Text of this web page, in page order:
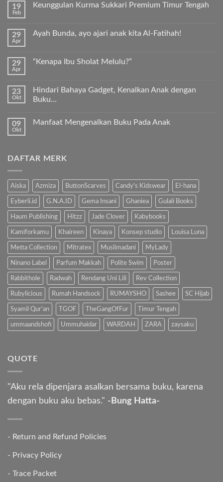
19
Feb
Keunggulan Kurma Sukkari Premium Timur Tengah
pada
Premium
29
Apr
Ayah Bunda, ayo ajari anak kita Al-Fatihah!
pada
ajari
kita
29
Apr
“Kenapa Ibu Sholat Melulu?”
pada
“Kenapa
23
Okt
Hindari Bahaya Gadget, Kenalkan Anak dengan
Buku…
komentar
Kenalkan
Anak
09
Okt
Manfaat Mengenalkan Buku Pada Anak
Manfaat
Anak
DAFTAR MERK
Aiska Azmiza ButtonScarves Candy's Kidswear El-hana
Eyberli.id G.N.A.ID Gema Insani Ghaniea Gulali Books
Haum Publishing Hitzz Jade Clover Kabybooks
Kamiforkamu Khaireen Kinaya Konsep studio Louisa Luna
Metta Collection Mitratex Muslimadani MyLady
Ninano Label Parfum Makkah Polite Swim Poster
Rabbithole Radwah Rendang Uni Lili Rev Collection
Rubylicious Rumah Handsock RUMAYSHO Sashee SC Hijab
Syamil Qur'an TGOF TheGangOfFur Timur Tengah
ummaandshofi Ummuhaidar WARDAH ZARA zaysaku
QUOTE
"Aku rela dipenjara asalkan bersama buku, karena
dengan buku aku bebas." -Bung Hatta-
- Return and Refund Policies
- Privacy Policy
- Trace Packet